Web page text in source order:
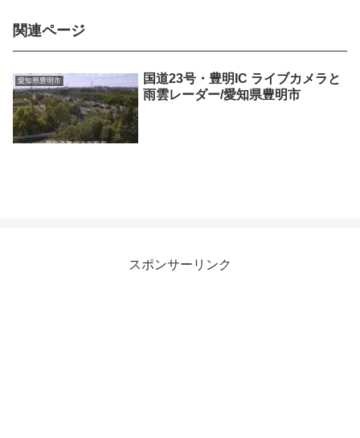
関連ページ
愛知県豊明市
国道23号・豊明IC ライブカメラと
雨雲レーダー/愛知県豊明市
スポンサーリンク